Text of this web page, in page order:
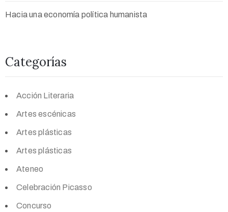
Hacia una economía política humanista
Categorías
Acción Literaria
Artes escénicas
Artes plásticas
Artes plásticas
Ateneo
Celebración Picasso
Concurso